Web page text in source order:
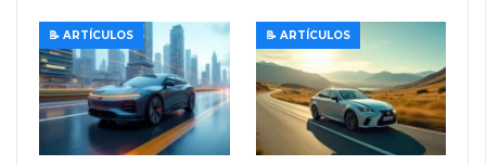
📝 ARTÍCULOS 📝 ARTÍCULOS